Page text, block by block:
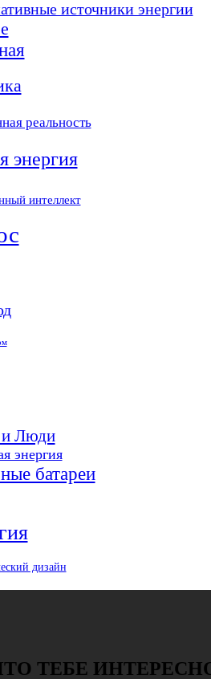
источники энергии
реальность
энергия
интеллект
Люди
энергия
батареи
дизайн
ТЕБЕ